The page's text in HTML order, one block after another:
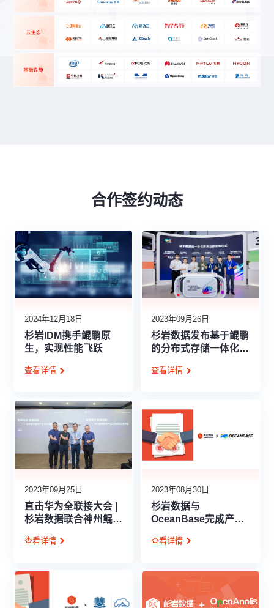
合作签约动态
2024年12月18日
杉岩IDM携手鲲鹏原
生，实现性能飞跃
查看详情
2023年09月26日
杉岩数据发布基于鲲鹏
的分布式存储一体化解
底座
查看详情
2023年09月25日
直击华为全联接大会 |
杉岩数据联合神州鲲泰
查看详情
2023年08月30日
杉岩数据与
OceanBase完成产品
查看详情